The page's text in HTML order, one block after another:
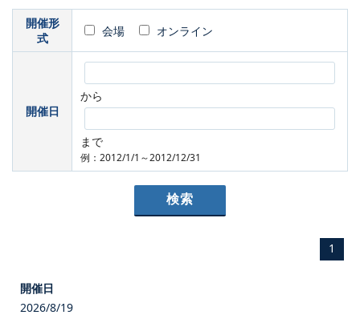
開催形
式
会場 オンライン
開催日
から
まで
例：2012/1/1～2012/12/31
1
2026/8/19